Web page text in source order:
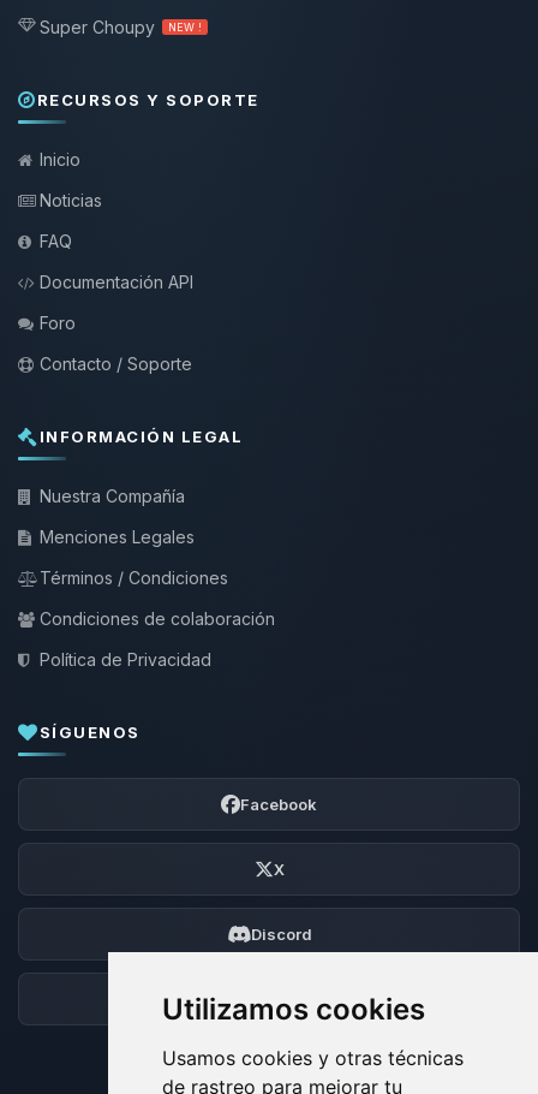
Utilizamos cookies
Usamos cookies y otras técnicas
de rastreo para mejorar tu
Super Choupy NEW !
RECURSOS Y SOPORTE
Inicio
Noticias
FAQ
Documentación API
Foro
Contacto / Soporte
INFORMACIÓN LEGAL
Nuestra Compañía
Menciones Legales
Términos / Condiciones
Condiciones de colaboración
Política de Privacidad
SÍGUENOS
Facebook
X
Discord
Foro